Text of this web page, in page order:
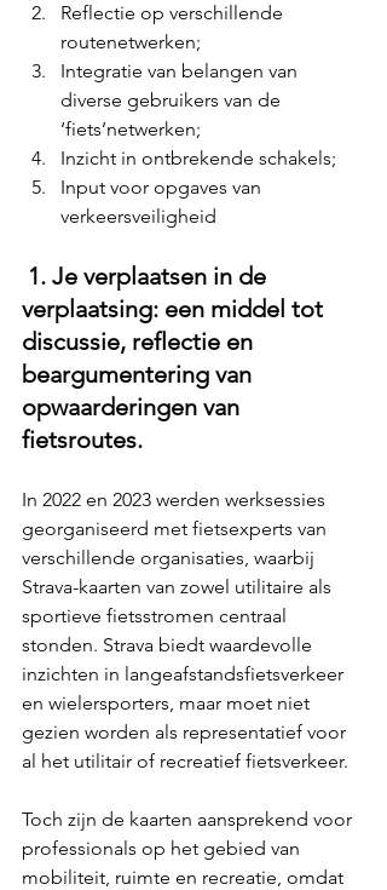
Reflectie op verschillende
routenetwerken;
Integratie van belangen van
diverse gebruikers van de
‘fiets’netwerken;
Inzicht in ontbrekende schakels;
Input voor opgaves van
verkeersveiligheid
1. Je verplaatsen in de
verplaatsing: een middel tot
discussie, reflectie en
beargumentering van
opwaarderingen van
fietsroutes.
In 2022 en 2023 werden werksessies
georganiseerd met fietsexperts van
verschillende organisaties, waarbij
Strava-kaarten van zowel utilitaire als
sportieve fietsstromen centraal
stonden. Strava biedt waardevolle
inzichten in langeafstandsfietsverkeer
en wielersporters, maar moet niet
gezien worden als representatief voor
al het utilitair of recreatief fietsverkeer.
Toch zijn de kaarten aansprekend voor
professionals op het gebied van
mobiliteit, ruimte en recreatie, omdat